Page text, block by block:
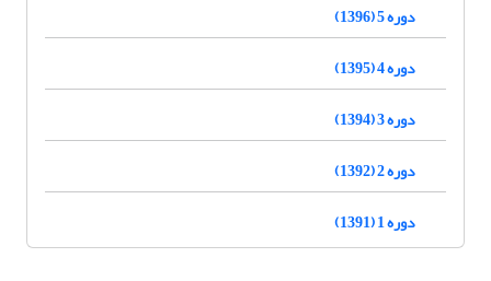
دوره 5 (1396)
دوره 4 (1395)
دوره 3 (1394)
دوره 2 (1392)
دوره 1 (1391)